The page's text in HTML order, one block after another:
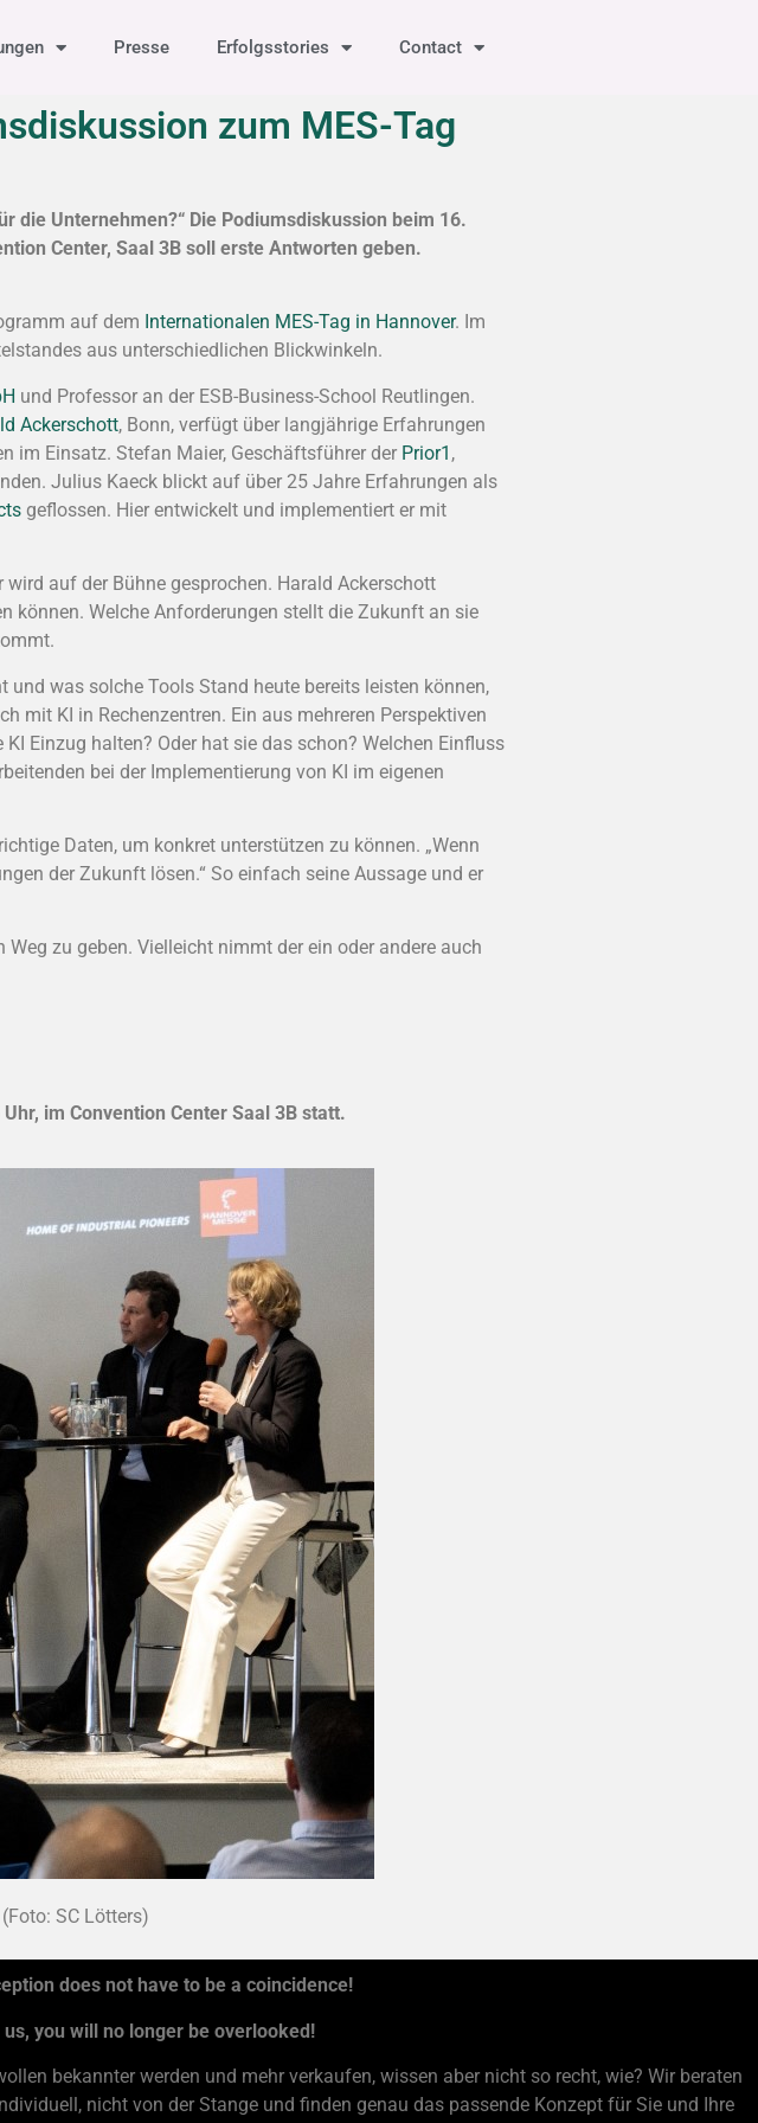
Presse Erfolgsstories Contact
zum MES-Tag
die Unternehmen?“ Die Podiumsdiskussion beim 16.
Center, Saal 3B soll erste Antworten geben.
auf dem Internationalen MES-Tag in Hannover. Im
aus unterschiedlichen Blickwinkeln.
und Professor an der ESB-Business-School Reutlingen.
Ackerschott, Bonn, verfügt über langjährige Erfahrungen
im Einsatz. Stefan Maier, Geschäftsführer der Prior1 ,
Julius Kaeck blickt auf über 25 Jahre Erfahrungen als
geflossen. Hier entwickelt und implementiert er mit
auf der Bühne gesprochen. Harald Ackerschott
können. Welche Anforderungen stellt die Zukunft an sie
was solche Tools Stand heute bereits leisten können,
mit KI in Rechenzentren. Ein aus mehreren Perspektiven
Einzug halten? Oder hat sie das schon? Welchen Einfluss
bei der Implementierung von KI im eigenen
Daten, um konkret unterstützen zu können. „Wenn
der Zukunft lösen.“ So einfach seine Aussage und er
zu geben. Vielleicht nimmt der ein oder andere auch
im Convention Center Saal 3B statt.
SC Lötters)
does not have to be a coincidence!
us, you will no longer be overlooked!
bekannter werden und mehr verkaufen, wissen aber nicht so recht, wie? Wir beraten
nicht von der Stange und finden genau das passende Konzept für Sie und Ihre